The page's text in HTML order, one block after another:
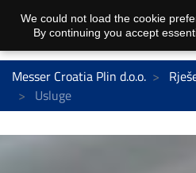
Messer Croatia Plin d.o.o.
Usluge
We could not load the cookie
By continuing you accept